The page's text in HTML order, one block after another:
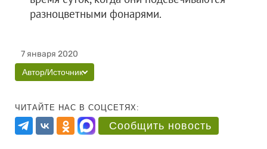
разноцветными фонарями.
7 января 2020
Автор/Источник
ЧИТАЙТЕ НАС В СОЦСЕТЯХ:
Сообщить новость